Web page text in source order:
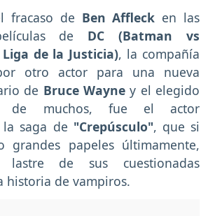
fracaso de Ben Affleck en las
de DC (Batman vs
de la Justicia), la compañía
otro actor para una nueva
de Bruce Wayney el elegido
de muchos, fue el actor
saga de "Crepúsculo", que si
grandes papeles últimamente,
de sus cuestionadas
historia de vampiros.